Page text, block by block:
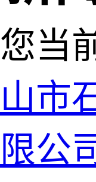
您当
山市
限公